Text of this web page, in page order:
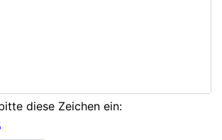
diese Zeichen ein: